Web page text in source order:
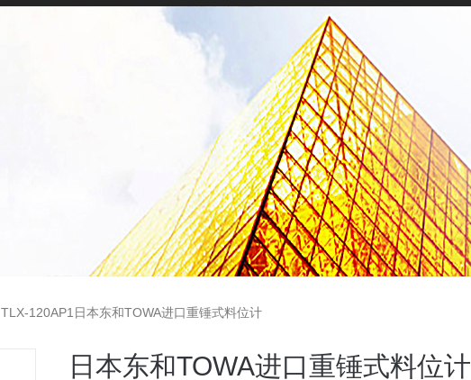
TLX-120AP1日本东和TOWA进口重锤式料位计
日本东和TOWA进口重锤式料位计